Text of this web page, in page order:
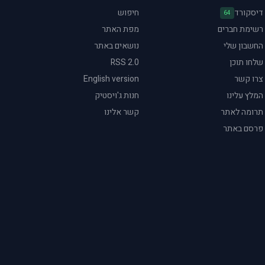
דיסקורד 64
רשימת חברים
החשבון שלי
שלחו תוכן
צרו קשר
המלץ עלינו
תרומה לאתר
פרסם באתר
חיפוש
מפת האתר
נושאים באתר
RSS 2.0
English version
חנות ג'ויסטיק
קשר אלינו